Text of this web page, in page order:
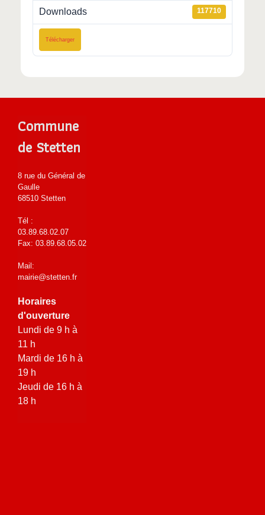
Downloads 117710
Télécharger
Commune
de Stetten
8 rue du Général de
Gaulle
68510 Stetten
Tél :
03.89.68.02.07
Fax: 03.89.68.05.02
Mail:
mairie@stetten.fr
Horaires
d'ouverture
Lundi de 9 h à
11 h
Mardi de 16 h à
19 h
Jeudi de 16 h à
18 h